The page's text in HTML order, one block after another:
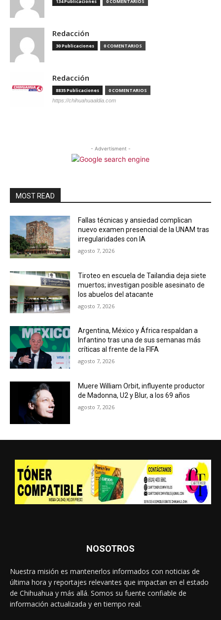
Redacción
30 Publicaciones 0 COMENTARIOS
Redacción
8835 Publicaciones 0 COMENTARIOS
https://chihuahuaaldia.com
- Advertisment -
MOST READ
Fallas técnicas y ansiedad complican
nuevo examen presencial de la UNAM tras
irregularidades con IA
agosto 7, 2026
Tiroteo en escuela de Tailandia deja siete
muertos; investigan posible asesinato de
los abuelos del atacante
agosto 7, 2026
Argentina, México y África respaldan a
Infantino tras una de sus semanas más
críticas al frente de la FIFA
agosto 7, 2026
Muere William Orbit, influyente productor
de Madonna, U2 y Blur, a los 69 años
agosto 7, 2026
NOSOTROS
Nuestra misión es mantenerlos informados con noticias de
última hora y reportajes relevantes que impactan en el estado
de Chihuahua y más allá. Somos su fuente confiable de
información actualizada y en tiempo real.